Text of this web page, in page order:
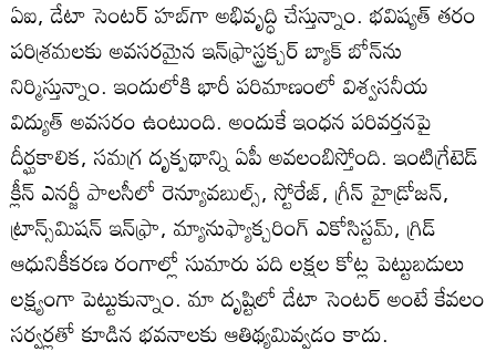
ఏఐ, డేటా సెంటర్‌ హబ్‌గా అభివృద్ధి చేస్తున్నాం. భవిష్యత్‌ తరం
పరిశ్రమలకు అవసరమైన ఇన్‌ఫ్రాస్ట్రక్చర్‌ బ్యాక్‌ బోన్‌ను
నిర్మిస్తున్నాం. ఇందులోకి భారీ పరిమాణంలో విశ్వసనీయ
విద్యుత్‌ అవసరం ఉంటుంది. అందుకే ఇంధన పరివర్తనపై
దీర్ఘకాలిక, సమగ్ర దృక్పథాన్ని ఏపీ అవలంబిస్తోంది. ఇంటిగ్రేటెడ్‌
క్లీన్‌ ఎనర్జీ పాలసీలో రెన్యూవబుల్స్‌, స్టోరేజ్‌, గ్రీన్‌ హైడ్రోజన్‌,
ట్రాన్స్‌మిషన్‌ ఇన్‌ఫ్రా, మ్యానుఫ్యాక్చరింగ్‌ ఎకోసిస్టమ్‌, గ్రిడ్‌
ఆధునికీకరణ రంగాల్లో సుమారు పది లక్షల కోట్ల పెట్టుబడులు
లక్ష్యంగా పెట్టుకున్నాం. మా దృష్టిలో డేటా సెంటర్‌ అంటే కేవలం
సర్వర్లతో కూడిన భవనాలకు ఆతిథ్యమివ్వడం కాదు.